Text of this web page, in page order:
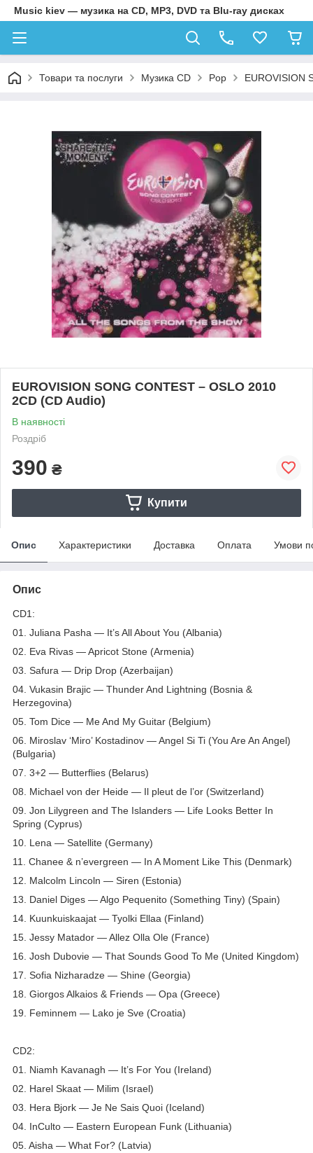
Music kiev — музика на CD, MP3, DVD та Blu-ray дисках
Товари та послуги Музика CD Pop EUROVISION
EUROVISION SONG CONTEST – OSLO 2010
2CD (CD Audio)
В наявності
Роздріб
390 ₴
Купити
Опис Характеристики Доставка Оплата Умови
Опис
CD1:
01. Juliana Pasha — It’s All About You (Albania)
02. Eva Rivas — Apricot Stone (Armenia)
03. Safura — Drip Drop (Azerbaijan)
04. Vukasin Brajic — Thunder And Lightning (Bosnia &
Herzegovina)
05. Tom Dice — Me And My Guitar (Belgium)
06. Miroslav ‘Miro’ Kostadinov — Angel Si Ti (You Are An Angel)
(Bulgaria)
07. 3+2 — Butterflies (Belarus)
08. Michael von der Heide — Il pleut de l’or (Switzerland)
09. Jon Lilygreen and The Islanders — Life Looks Better In
Spring (Cyprus)
10. Lena — Satellite (Germany)
11. Chanee & n’evergreen — In A Moment Like This (Denmark)
12. Malcolm Lincoln — Siren (Estonia)
13. Daniel Diges — Algo Pequenito (Something Tiny) (Spain)
14. Kuunkuiskaajat — Tyolki Ellaa (Finland)
15. Jessy Matador — Allez Olla Ole (France)
16. Josh Dubovie — That Sounds Good To Me (United Kingdom)
17. Sofia Nizharadze — Shine (Georgia)
18. Giorgos Alkaios & Friends — Opa (Greece)
19. Feminnem — Lako je Sve (Croatia)
CD2:
01. Niamh Kavanagh — It’s For You (Ireland)
02. Harel Skaat — Milim (Israel)
03. Hera Bjork — Je Ne Sais Quoi (Iceland)
04. InCulto — Eastern European Funk (Lithuania)
05. Aisha — What For? (Latvia)